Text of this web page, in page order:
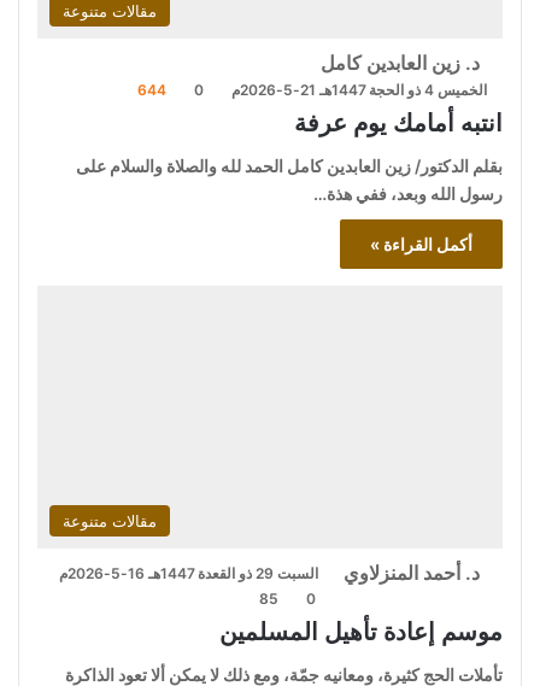
مقالات متنوعة
د. زين العابدين كامل
الخميس 4 ذو الحجة 1447هـ 21-5-2026م 0
644
انتبه أمامك يوم عرفة
بقلم الدكتور/ زين العابدين كامل الحمد لله والصلاة والسلام على
رسول الله وبعد، ففي هذة…
أكمل القراءة »
مقالات متنوعة
د. أحمد المنزلاوي
السبت 29 ذو القعدة 1447هـ 16-5-2026م
0
85
موسم إعادة تأهيل المسلمين
تأملات الحج كثيرة، ومعانيه جمّة، ومع ذلك لا يمكن ألا تعود الذاكرة